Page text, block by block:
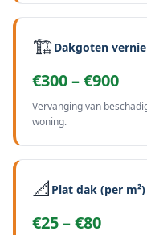
🏗️Dakgoten
€300 – €900
Vervanging van
woning.
📐 Plat dak (per m²)
€25 – €80